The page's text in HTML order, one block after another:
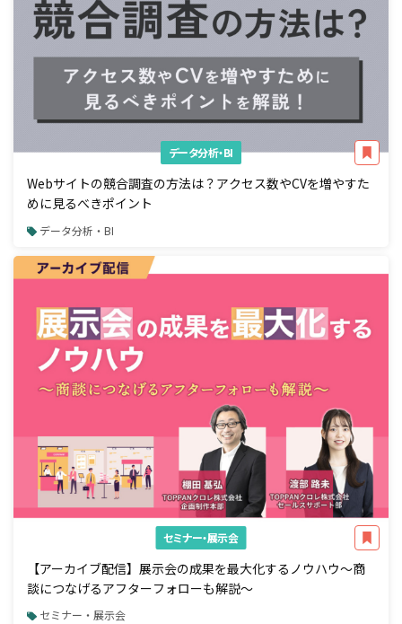
データ分析・BI
Webサイトの競合調査の方法は？アクセス数やCVを増やすた
めに見るべきポイント
データ分析・BI
セミナー・展示会
【アーカイブ配信】展示会の成果を最大化するノウハウ～商
談につなげるアフターフォローも解説～
セミナー・展示会